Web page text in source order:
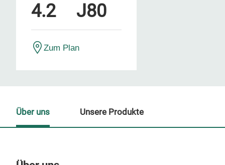
4.2 J80
Zum Plan
Über uns Unsere Produkte